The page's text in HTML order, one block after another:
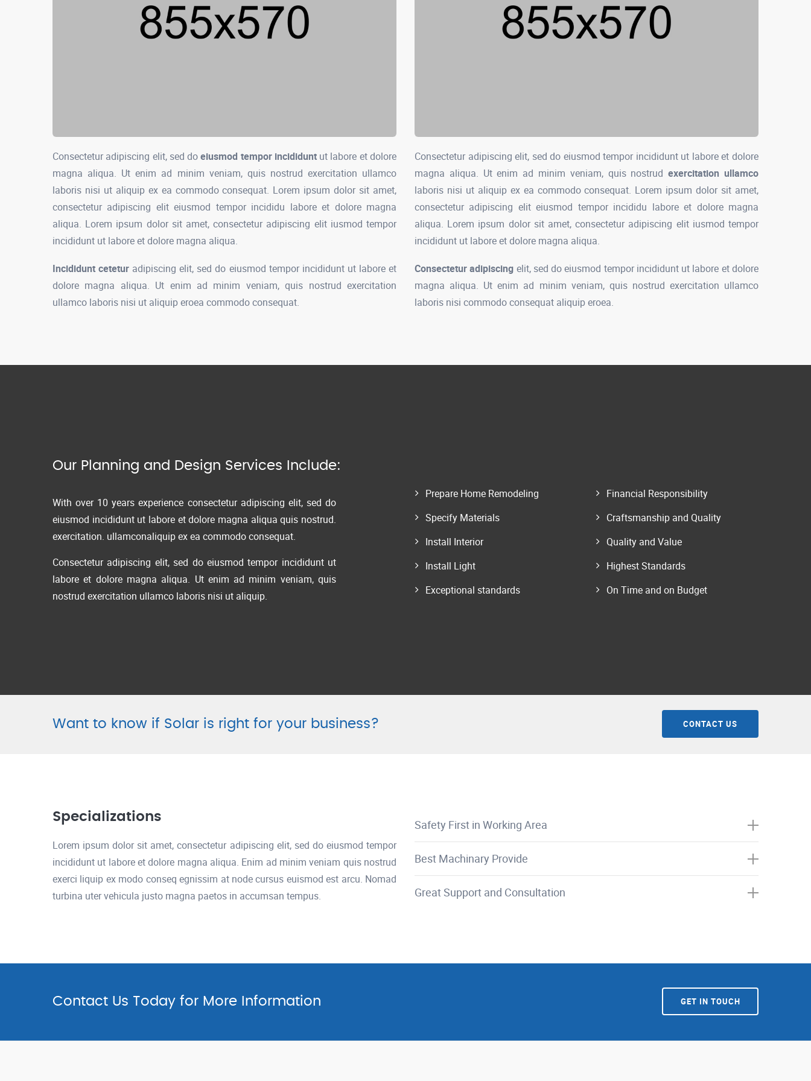
Consectetur adipiscing elit, sed doeiusmod tempor incididuntut labore et dolore
magna aliqua. Ut enim ad minim veniam, quis nostrud exercitation ullamco
laboris nisi ut aliquip ex ea commodo consequat. Lorem ipsum dolor sit amet,
consectetur adipiscing elit eiusmod tempor incididu labore et dolore magna
aliqua. Lorem ipsum dolor sit amet, consectetur adipiscing elit iusmod tempor
incididunt ut labore et dolore magna aliqua.
Incididunt cetetur adipiscing elit, sed do eiusmod tempor incididunt ut labore et
dolore magna aliqua. Ut enim ad minim veniam, quis nostrud exercitation
ullamco laboris nisi ut aliquip eroea commodo consequat.
Consectetur adipiscing elit, sed do eiusmod tempor incididunt ut labore et dolore
magna aliqua. Ut enim ad minim veniam, quis nostrudexercitation ullamco
laboris nisi ut aliquip ex ea commodo consequat. Lorem ipsum dolor sit amet,
consectetur adipiscing elit eiusmod tempor incididu labore et dolore magna
aliqua. Lorem ipsum dolor sit amet, consectetur adipiscing elit iusmod tempor
incididunt ut labore et dolore magna aliqua.
Consectetur adipiscing elit, sed do eiusmod tempor incididunt ut labore et dolore
magna aliqua. Ut enim ad minim veniam, quis nostrud exercitation ullamco
laboris nisi commodo consequat aliquip eroea.
Our Planning and Design Services Include:
With over 10 years experience consectetur adipiscing elit, sed do
eiusmod incididunt ut labore et dolore magna aliqua quis nostrud.
exercitation. ullamconaliquip ex ea commodo consequat.
Consectetur adipiscing elit, sed do eiusmod tempor incididunt ut
labore et dolore magna aliqua. Ut enim ad minim veniam, quis
nostrud exercitation ullamco laboris nisi ut aliquip.
Prepare Home Remodeling
Specify Materials
Install Interior
Install Light
Exceptional standards
Financial Responsibility
Craftsmanship and Quality
Quality and Value
Highest Standards
On Time and on Budget
Want to know if Solar is right for your business? CONTACT US
Specializations
Lorem ipsum dolor sit amet, consectetur adipiscing elit, sed do eiusmod tempor
incididunt ut labore et dolore magna aliqua. Enim ad minim veniam quis nostrud
exerci liquip ex modo conseq egnissim at node cursus euismod est arcu. Nomad
turbina uter vehicula justo magna paetos in accumsan tempus.
Safety First in Working Area
Best Machinary Provide
Great Support and Consultation
Contact Us Today for More Information GET IN TOUCH